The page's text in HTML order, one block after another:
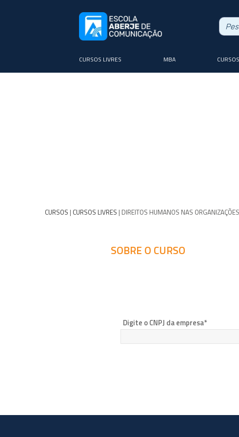
CURSOS LIVRES MBA
CURSOS | CURSOS LIVRES | DIREITOS HUMANOS NAS ORGANIZAÇÕES
SOBRE O CURSO
Digite o CNPJ da empresa*